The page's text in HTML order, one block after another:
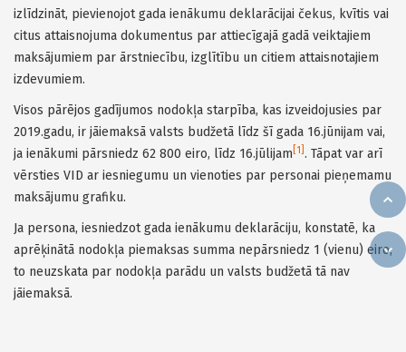
izlīdzināt, pievienojot gada ienākumu deklarācijai čekus, kvītis vai
citus attaisnojuma dokumentus par attiecīgajā gadā veiktajiem
maksājumiem par ārstniecību, izglītību un citiem attaisnotajiem
izdevumiem.
Visos pārējos gadījumos nodokļa starpība, kas izveidojusies par
2019.gadu, ir jāiemaksā valsts budžetā līdz šī gada 16.jūnijam vai,
ja ienākumi pārsniedz 62 800 eiro, līdz 16.jūlijam [1] . Tāpat var arī
vērsties VID ar iesniegumu un vienoties par personai pieņemamu
maksājumu grafiku.
Ja persona, iesniedzot gada ienākumu deklarāciju, konstatē, ka
aprēķinātā nodokļa piemaksas summa nepārsniedz 1 (vienu) eiro,
to neuzskata par nodokļa parādu un valsts budžetā tā nav
jāiemaksā.